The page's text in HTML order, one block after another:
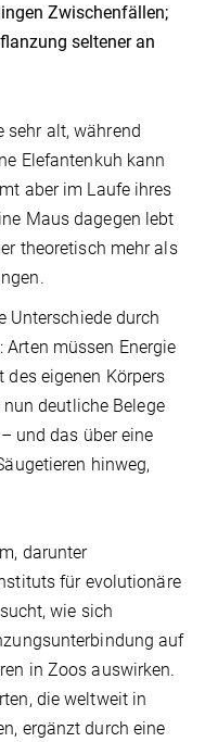
Zwischenfällen;
seltener an
sehr alt, während
Elefantenkuh kann
aber im Laufe ihres
Maus dagegen lebt
theoretisch mehr als
Unterschiede durch
müssen Energie
eigenen Körpers
deutliche Belege
und das über eine
hinweg,
darunter
für evolutionäre
wie sich
auf
in Zoos auswirken.
die weltweit in
ergänzt durch eine